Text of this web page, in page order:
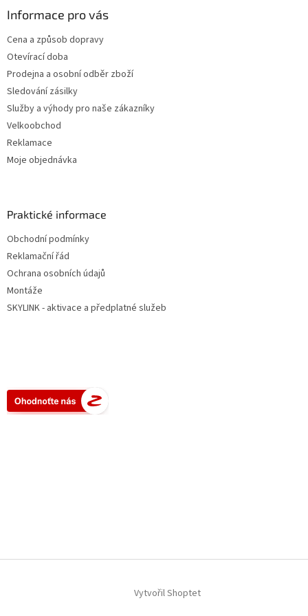
Informace pro vás
Cena a způsob dopravy
Otevírací doba
Prodejna a osobní odběr zboží
Sledování zásilky
Služby a výhody pro naše zákazníky
Velkoobchod
Reklamace
Moje objednávka
Praktické informace
Obchodní podmínky
Reklamační řád
Ochrana osobních údajů
Montáže
SKYLINK - aktivace a předplatné služeb
Vytvořil Shoptet